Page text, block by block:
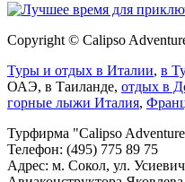
Copyright © Calipso
Туры и отдых в Италии, в
ОАЭ, в Таиланде, отдых в
горные лыжи Италия,
Турфирма "Calipso
Телефон: (495) 775 89 75
Адрес: м. Сокол, ул.